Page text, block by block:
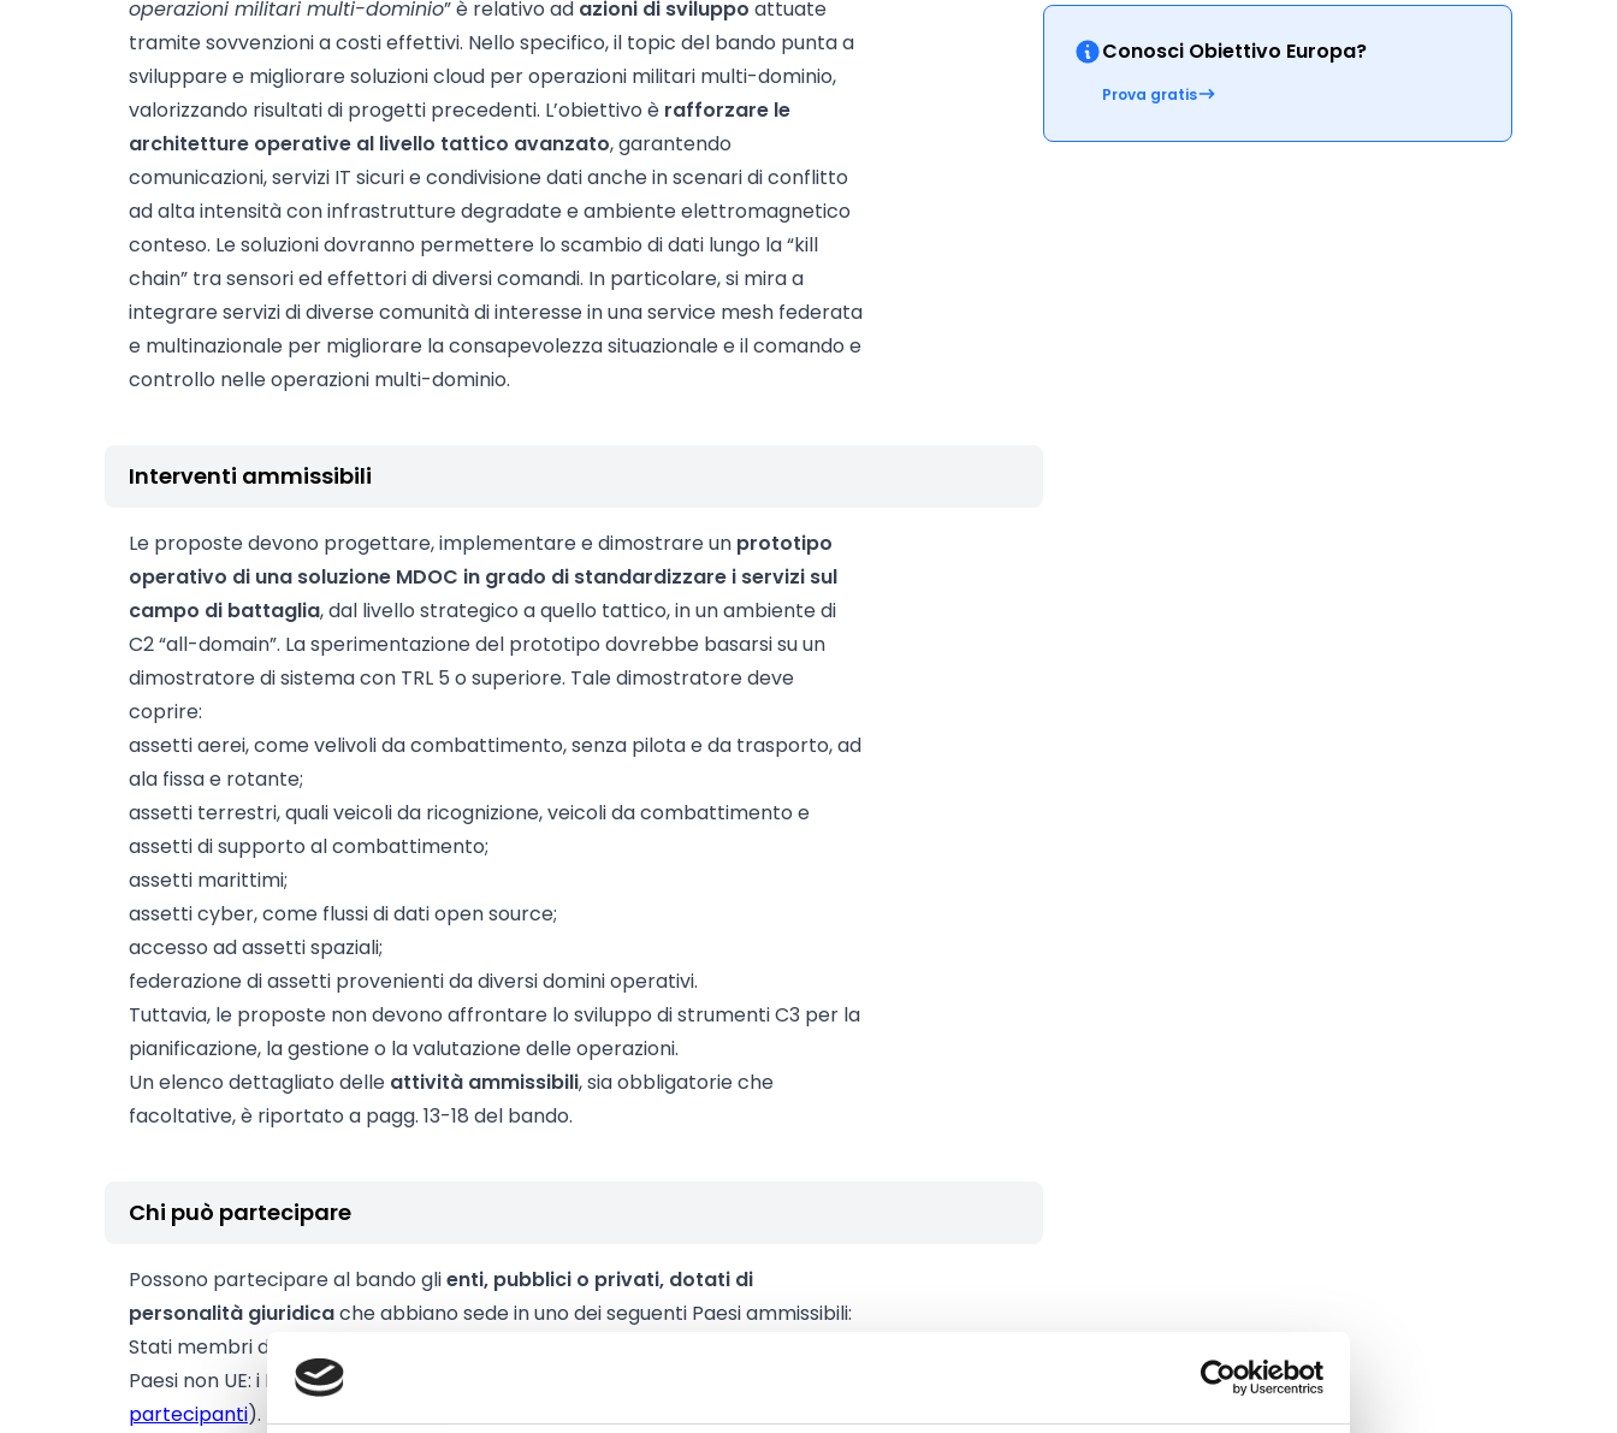
operazioni militari multi-dominio” è relativo ad azioni di sviluppo attuate
tramite sovvenzioni a costi effettivi. Nello specifico, il topic del bando punta a
sviluppare e migliorare soluzioni cloud per operazioni militari multi-dominio,
valorizzando risultati di progetti precedenti. L’obiettivo è rafforzare le
architetture operative al livello tattico avanzato, garantendo
comunicazioni, servizi IT sicuri e condivisione dati anche in scenari di conflitto
ad alta intensità con infrastrutture degradate e ambiente elettromagnetico
conteso. Le soluzioni dovranno permettere lo scambio di dati lungo la “kill
chain” tra sensori ed effettori di diversi comandi. In particolare, si mira a
integrare servizi di diverse comunità di interesse in una service mesh federata
e multinazionale per migliorare la consapevolezza situazionale e il comando e
controllo nelle operazioni multi-dominio.
Interventi ammissibili
Le proposte devono progettare, implementare e dimostrare un prototipo
operativo di una soluzione MDOC in grado di standardizzare i servizi sul
campo di battaglia, dal livello strategico a quello tattico, in un ambiente di
C2 “all-domain”. La sperimentazione del prototipo dovrebbe basarsi su un
dimostratore di sistema con TRL 5 o superiore. Tale dimostratore deve
coprire:
assetti aerei, come velivoli da combattimento, senza pilota e da trasporto, ad
ala fissa e rotante;
assetti terrestri, quali veicoli da ricognizione, veicoli da combattimento e
assetti di supporto al combattimento;
assetti marittimi;
assetti cyber, come flussi di dati open source;
accesso ad assetti spaziali;
federazione di assetti provenienti da diversi domini operativi.
Tuttavia, le proposte non devono affrontare lo sviluppo di strumenti C3 per la
pianificazione, la gestione o la valutazione delle operazioni.
Un elenco dettagliato delle attività ammissibili, sia obbligatorie che
facoltative, è riportato a pagg. 13-18 del bando.
Chi può partecipare
Possono partecipare al bando glienti, pubblici o privati, dotati di
personalità giuridicache abbiano sede in uno dei seguenti Paesi ammissibili:
Stati membri dell'UE (compresi i paesi e territori d'oltremare (PTOM))
Paesi non UE: i Paesi SEE e i Paesi associati al FED (
partecipanti).
Conosci Obiettivo Europa?
Prova gratis